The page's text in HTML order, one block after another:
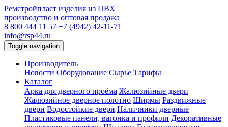
Ремстройпласт изделия из ПВХ
производство и оптовая продажа
8 800 444 11 57 +7 (4942) 42-11-71
info@rsp44.ru
Toggle navigation
Производитель
Новости Оборудование Сырье Тарифы
Каталог
Арка для дверного проёма Жалюзийные двери
Жалюзийное дверное полотно Ширмы Раздвижные
двери Водостойкие двери Наличники дверные
Пластиковые панели, вагонка и профили Декоративные